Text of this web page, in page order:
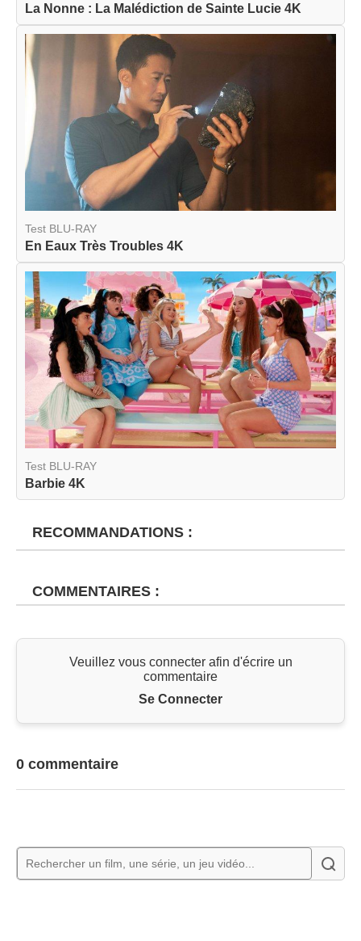
La Nonne : La Malédiction de Sainte Lucie 4K
Test BLU-RAY
En Eaux Très Troubles 4K
Test BLU-RAY
Barbie 4K
RECOMMANDATIONS :
COMMENTAIRES :
Veuillez vous connecter afin d'écrire un
commentaire
Se Connecter
0 commentaire